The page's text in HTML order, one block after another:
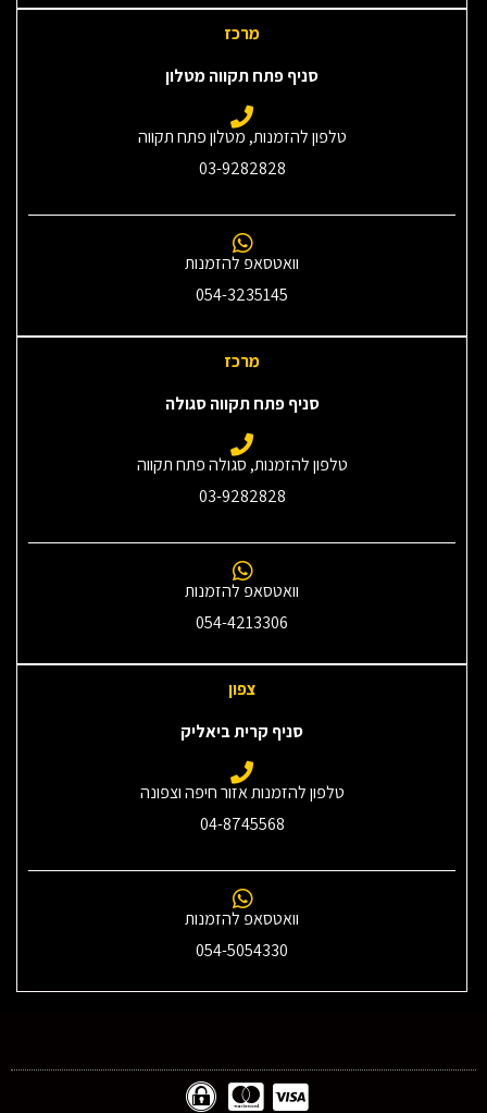
מרכז
סניף פתח תקווה מטלון
טלפון להזמנות, מטלון פתח תקווה
03-9282828
וואטסאפ להזמנות
054-3235145‎
מרכז
סניף פתח תקווה סגולה
טלפון להזמנות, סגולה פתח תקווה
03-9282828
וואטסאפ להזמנות
054-4213306
צפון
סניף קרית ביאליק
טלפון להזמנות אזור חיפה וצפונה
04-8745568
וואטסאפ להזמנות
054-5054330